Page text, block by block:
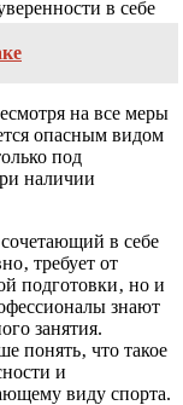
в себе
на все меры
опасным видом
под
наличии
в себе
требует от
подготовки‚ но и
знают
занятия.
понять‚ что такое
и
виду спорта.